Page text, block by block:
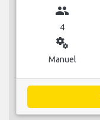
group
4
miscellaneous_services
Manuel